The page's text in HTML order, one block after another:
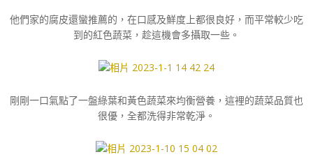
他們家的腐皮還蠻推薦的，在口感及鮮度上都很良好，而平常較少吃
到的紅色蔬菜，趁這機會多攝取一些。
剛剛一口氣點了一盤綠葉和黃色蔬菜來均衡營養，這裡的蔬菜品質也
很優，全都洗得非常乾淨。